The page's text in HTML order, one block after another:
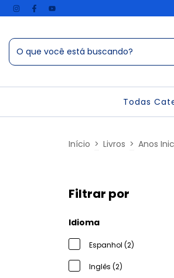
livro Jack e Jujuba.
Todas
Início > Livros > Anos
Filtrar por
Idioma
Espanhol (2)
Inglês (2)